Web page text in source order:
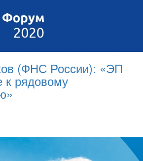
(ФНС России): «ЭП
к рядовому